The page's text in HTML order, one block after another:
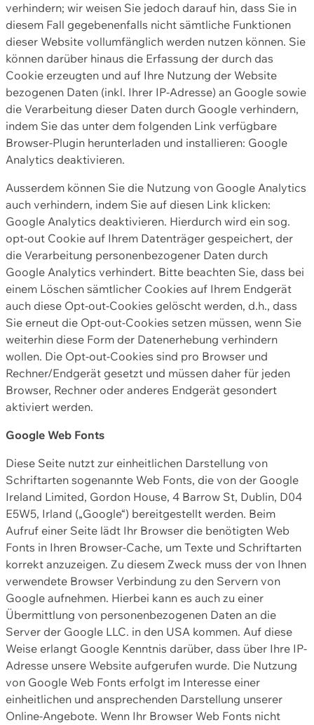
verhindern; wir weisen Sie jedoch darauf hin, dass Sie in
diesem Fall gegebenenfalls nicht sämtliche Funktionen
dieser Website vollumfänglich werden nutzen können. Sie
können darüber hinaus die Erfassung der durch das
Cookie erzeugten und auf Ihre Nutzung der Website
bezogenen Daten (inkl. Ihrer IP-Adresse) an Google sowie
die Verarbeitung dieser Daten durch Google verhindern,
indem Sie das unter dem folgenden Link verfügbare
Browser-Plugin herunterladen und installieren: Google
Analytics deaktivieren.
Ausserdem können Sie die Nutzung von Google Analytics
auch verhindern, indem Sie auf diesen Link klicken:
Google Analytics deaktivieren. Hierdurch wird ein sog.
opt-out Cookie auf Ihrem Datenträger gespeichert, der
die Verarbeitung personenbezogener Daten durch
Google Analytics verhindert. Bitte beachten Sie, dass bei
einem Löschen sämtlicher Cookies auf Ihrem Endgerät
auch diese Opt-out-Cookies gelöscht werden, d.h., dass
Sie erneut die Opt-out-Cookies setzen müssen, wenn Sie
weiterhin diese Form der Datenerhebung verhindern
wollen. Die Opt-out-Cookies sind pro Browser und
Rechner/Endgerät gesetzt und müssen daher für jeden
Browser, Rechner oder anderes Endgerät gesondert
aktiviert werden.
Google Web Fonts
Diese Seite nutzt zur einheitlichen Darstellung von
Schriftarten sogenannte Web Fonts, die von der Google
Ireland Limited, Gordon House, 4 Barrow St, Dublin, D04
E5W5, Irland („Google“) bereitgestellt werden. Beim
Aufruf einer Seite lädt Ihr Browser die benötigten Web
Fonts in Ihren Browser-Cache, um Texte und Schriftarten
korrekt anzuzeigen. Zu diesem Zweck muss der von Ihnen
verwendete Browser Verbindung zu den Servern von
Google aufnehmen. Hierbei kann es auch zu einer
Übermittlung von personenbezogenen Daten an die
Server der Google LLC. in den USA kommen. Auf diese
Weise erlangt Google Kenntnis darüber, dass über Ihre IP-
Adresse unsere Website aufgerufen wurde. Die Nutzung
von Google Web Fonts erfolgt im Interesse einer
einheitlichen und ansprechenden Darstellung unserer
Online-Angebote. Wenn Ihr Browser Web Fonts nicht